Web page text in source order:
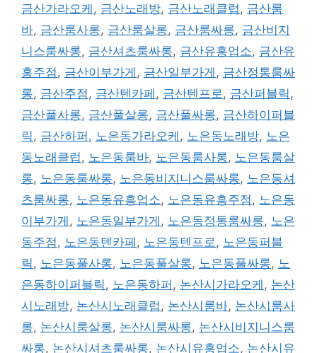
금산가라오케 , 금산노래방, 금산노래클럽 , 금산룸
바, 금산룸사롱, 금산룸살롱, 금산룸싸롱, 금산비지
니스룸싸롱, 금산셔츠룸싸롱, 금산유흥업소, 금산유
흥주점 , 금산이부가게 , 금산일부가게 , 금산정통룸싸
롱, 금산주점 , 금산텐카페 , 금산텐프로 , 금산퍼블릭 ,
금산풀사롱, 금산풀살롱, 금산풀싸롱, 금산하이퍼블
릭 , 금산하퍼 , 노은동가라오케 , 노은동노래방, 노은
동노래클럽 , 노은동룸바, 노은동룸사롱, 노은동룸살
롱, 노은동룸싸롱, 노은동비지니스룸싸롱, 노은동셔
츠룸싸롱, 노은동유흥업소, 노은동유흥주점 , 노은동
이부가게 , 노은동일부가게 , 노은동정통룸싸롱, 노은
동주점 , 노은동텐카페 , 노은동텐프로 , 노은동퍼블
릭 , 노은동풀사롱, 노은동풀살롱, 노은동풀싸롱, 노
은동하이퍼블릭 , 노은동하퍼 , 논산시가라오케 , 논산
시노래방, 논산시노래클럽 , 논산시룸바, 논산시룸사
롱, 논산시룸살롱, 논산시룸싸롱, 논산시비지니스룸
싸롱, 논산시셔츠룸싸롱, 논산시유흥업소, 논산시유